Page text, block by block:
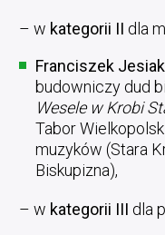
– w kategorii II dla
Franciszek Jesiak
budowniczy dud
Wesele w Krobi
Tabor
muzyków (Stara
Biskupizna),
– w kategorii III dla